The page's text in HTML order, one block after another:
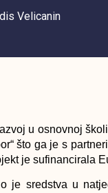
Velicanin
u osnovnoj
što ga je s
je sufinancirala
je sredstva u